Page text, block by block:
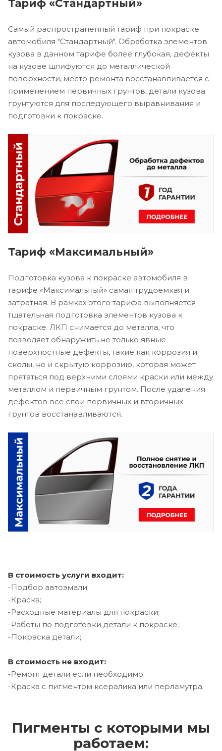
Тариф «Стандартный»
Самый распространенный тариф при покраске
автомобиля "Стандартный". Обработка элементов
кузова в данном тарифе более глубокая, дефекты
на кузове шлифуются до металлической
поверхности, место ремонта восстанавливается с
применением первичных грунтов, детали кузова
грунтуются для последующего выравнивания и
подготовки к покраске.
Тариф «Максимальный»
Подготовка кузова к покраске автомобиля в
тарифе «Максимальный» самая трудоемкая и
затратная. В рамках этого тарифа выполняется
тщательная подготовка элементов кузова к
покраске. ЛКП снимается до металла, что
позволяет обнаружить не только явные
поверхностные дефекты, такие как коррозия и
сколы, но и скрытую коррозию, которая может
прятаться под верхними слоями краски или между
металлом и первичным грунтом. После удаления
дефектов все слои первичных и вторичных
грунтов восстанавливаются.
В стоимость услуги входит:
-Подбор автоэмали;
-Краска;
-Расходные материалы для покраски;
-Работы по подготовки детали к покраске;
-Покраска детали;
В стоимость не входит:
-Ремонт детали если необходимо;
-Краска с пигментом ксералика или перламутра;
Пигменты с которыми мы
работаем: